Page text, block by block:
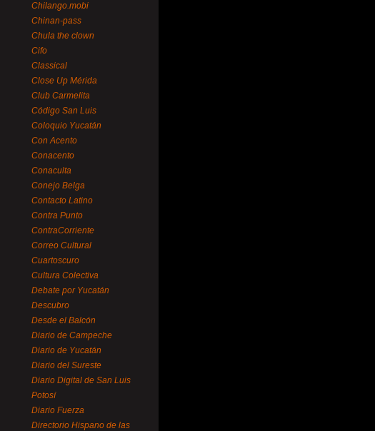
Chilango.mobi
Chinan-pass
Chula the clown
Cifo
Classical
Close Up Mérida
Club Carmelita
Código San Luis
Coloquio Yucatán
Con Acento
Conacento
Conaculta
Conejo Belga
Contacto Latino
Contra Punto
ContraCorriente
Correo Cultural
Cuartoscuro
Cultura Colectiva
Debate por Yucatán
Descubro
Desde el Balcón
Diario de Campeche
Diario de Yucatán
Diario del Sureste
Diario Digital de San Luis
Potosí
Diario Fuerza
Directorio Hispano de las